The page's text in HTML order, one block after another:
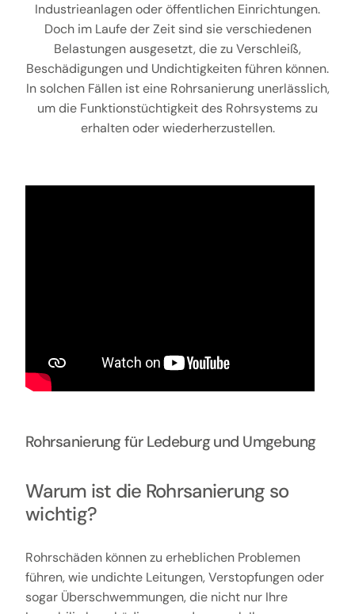
Industrieanlagen oder öffentlichen Einrichtungen.
Doch im Laufe der Zeit sind sie verschiedenen
Belastungen ausgesetzt, die zu Verschleiß,
Beschädigungen und Undichtigkeiten führen können.
In solchen Fällen ist eine Rohrsanierung unerlässlich,
um die Funktionstüchtigkeit des Rohrsystems zu
erhalten oder wiederherzustellen.
Rohrsanierung für Ledeburg und Umgebung
Warum ist die Rohrsanierung so
wichtig?
Rohrschäden können zu erheblichen Problemen
führen, wie undichte Leitungen, Verstopfungen oder
sogar Überschwemmungen, die nicht nur Ihre